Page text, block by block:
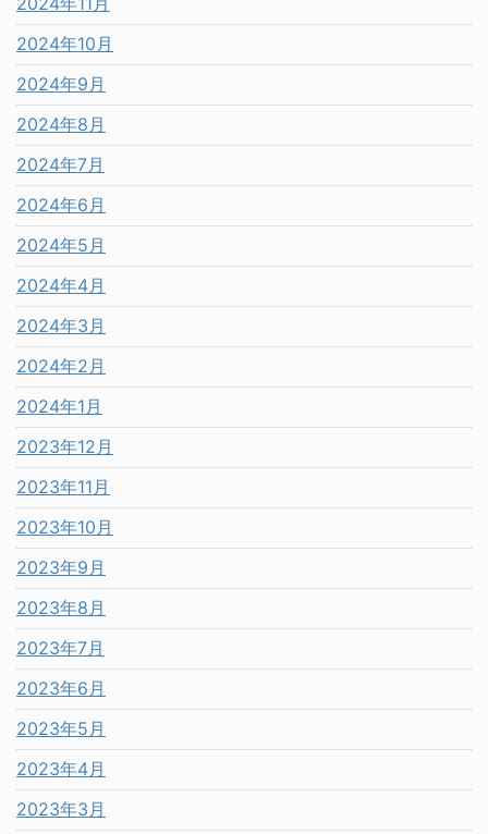
2024年10月
2024年9月
2024年8月
2024年7月
2024年6月
2024年5月
2024年4月
2024年3月
2024年2月
2024年1月
2023年12月
2023年11月
2023年10月
2023年9月
2023年8月
2023年7月
2023年6月
2023年5月
2023年4月
2023年3月